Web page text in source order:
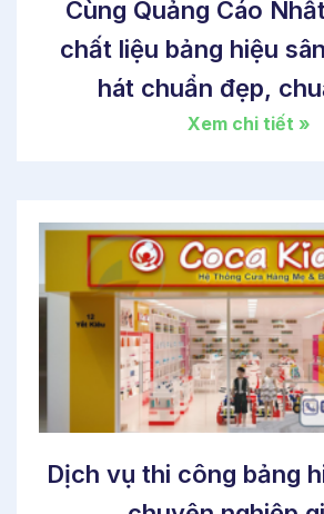
Cùng Quảng Cáo
chất liệu bảng hiệu
hát chuẩn đẹp,
Xem chi tiết »
Dịch vụ thi công bảng